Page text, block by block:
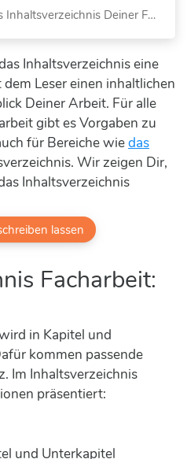
Tipps und Tricks für das Inhaltsverzeichnis Deiner Facharbeit
Inhaltsverzeichnis eine
Leser einen inhaltlichen
Deiner Arbeit. Für alle
gibt es Vorgaben zu
für Bereiche wiedas
Wir zeigen Dir,
Inhaltsverzeichnis
lassen
Facharbeit:
in Kapitel und
kommen passende
Im Inhaltsverzeichnis
präsentiert:
und Unterkapitel